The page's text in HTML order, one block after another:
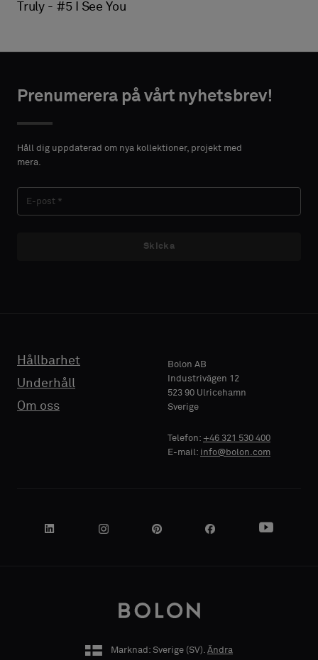
Truly - #5 I See You
Prenumerera på vårt nyhetsbrev!
Håll dig uppdaterad om nya kollektioner, projekt med
mera.
Skicka
Hållbarhet
Underhåll
Om oss
Bolon AB
Industrivägen 12
523 90 Ulricehamn
Sverige
Telefon: +46 321 530 400
E-mail: info@bolon.com
Marknad: Sverige (SV). Ändra